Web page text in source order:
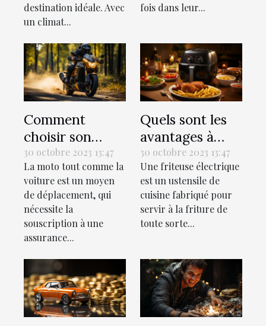
destination idéale. Avec
un climat...
fois dans leur...
Comment
choisir son
assurance
moto ?
30 octobre 2023 13:47
La moto tout comme la
voiture est un moyen
de déplacement, qui
nécessite la
souscription à une
assurance...
Quels sont les
avantages à
utiliser une
friteuse
électrique ?
30 octobre 2023 13:47
Une friteuse électrique
est un ustensile de
cuisine fabriqué pour
servir à la friture de
toute sorte...